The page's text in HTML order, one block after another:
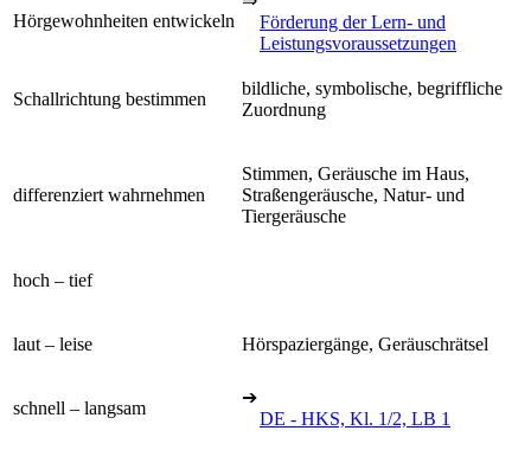
Hörgewohnheiten entwickeln
Förderung der Lern- und
Leistungsvoraussetzungen
Schallrichtung bestimmen
bildliche, symbolische, begriffliche
Zuordnung
differenziert wahrnehmen
Stimmen, Geräusche im Haus,
Straßengeräusche, Natur- und
Tiergeräusche
hoch – tief
laut – leise Hörspaziergänge, Geräuschrätsel
schnell – langsam
➔
DE - HKS, Kl. 1/2, LB 1